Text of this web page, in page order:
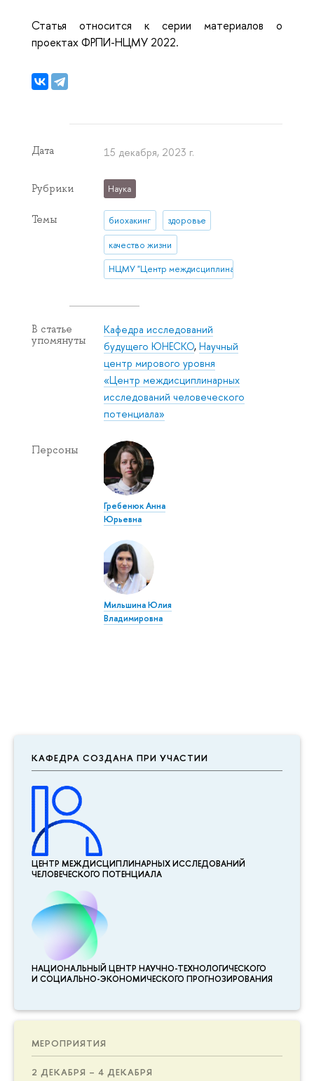
КАФЕДРА СОЗДАНА ПРИ УЧАСТИИ
ЦЕНТР МЕЖДИСЦИПЛИНАР­НЫХ ИССЛЕДОВАНИЙ
ЧЕЛОВЕЧЕСКОГО ПОТЕНЦИАЛА
НАЦИОНАЛЬНЫЙ ЦЕНТР НАУЧНО-ТЕХНОЛОГИЧЕСКОГО
И СОЦИАЛЬНО-ЭКОНОМИЧЕСКОГО ПРОГНОЗИРОВАНИЯ
МЕРОПРИЯТИЯ
2 ДЕКАБРЯ – 4 ДЕКАБРЯ
Статья относится к серии материалов о
проектах ФРПИ-НЦМУ 2022.
Дата 15 декабря, 2023 г.
Рубрики Наука
Темы биохакинг здоровье
качество жизни
НЦМУ "Центр междисциплинарных
В статье
упомянуты
Кафедра исследований
будущего ЮНЕСКО,Научный
центр мирового уровня
«Центр междисциплинарных
исследований человеческого
потенциала»
Персоны
Гребенюк Анна
Юрьевна
Мильшина Юлия
Владимировна